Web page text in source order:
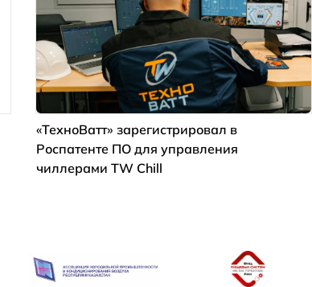
«ТехноВатт» зарегистрировал в
Роспатенте ПО для управления
чиллерами TW Chill